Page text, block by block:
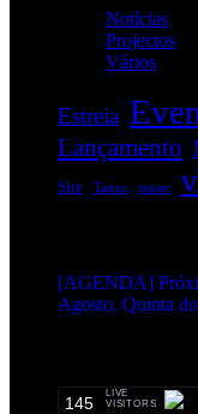
Notícias
Projectos
Vários
Estreia
Lançamento
Site Tattoo teaser
[AGENDA]
Agosto, Quinta
145
LIVE
VISITORS